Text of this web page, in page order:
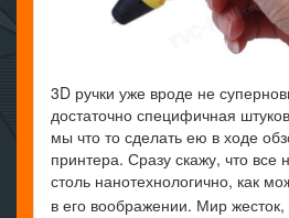
3D ручки уже вроде не
достаточно специфичная
мы что то сделать ею в ходе
принтера. Сразу скажу, что все
столь нанотехнологично, как
в его воображении. Мир жесток,